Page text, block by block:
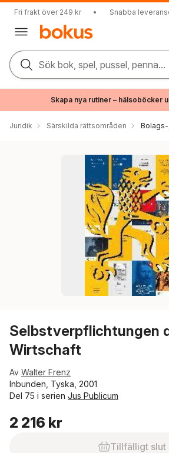
Fri frakt över 249 kr • Snabba
Sök bok, spel, pussel, penna...
Skapa nya rutiner – hälsoböcker
Juridik Särskilda rättsområden
Selbstverpflichtungen
Wirtschaft
Av Walter Frenz
Inbunden, Tyska, 2001
Del 75 i serien Jus Publicum
2 216 kr
Tillfälligt slut